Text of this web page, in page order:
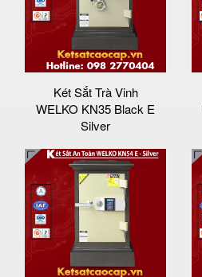
Két Sắt Trà Vinh
WELKO KN35 Black E
Silver